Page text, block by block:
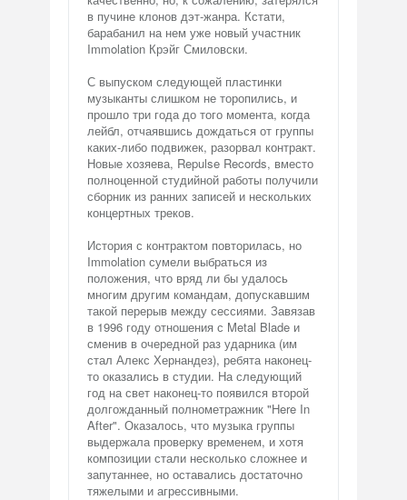
в пучине клонов дэт-жанра. Кстати,
барабанил на нем уже новый участник
Immolation Крэйг Смиловски.
С выпуском следующей пластинки
музыканты слишком не торопились, и
прошло три года до того момента, когда
лейбл, отчаявшись дождаться от группы
каких-либо подвижек, разорвал контракт.
Новые хозяева, Repulse Records, вместо
полноценной студийной работы получили
сборник из ранних записей и нескольких
концертных треков.
История с контрактом повторилась, но
Immolation сумели выбраться из
положения, что вряд ли бы удалось
многим другим командам, допускавшим
такой перерыв между сессиями. Завязав
в 1996 году отношения с Metal Blade и
сменив в очередной раз ударника (им
стал Алекс Хернандез), ребята наконец-
то оказались в студии. На следующий
год на свет наконец-то появился второй
долгожданный полнометражник "Here In
After". Оказалось, что музыка группы
выдержала проверку временем, и хотя
композиции стали несколько сложнее и
запутаннее, но оставались достаточно
тяжелыми и агрессивными.